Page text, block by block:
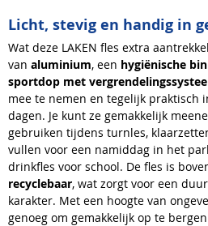
Licht, stevig en handig in
Wat deze LAKEN fles extra
van aluminium, een hygiënische
sportdop met
mee te nemen en tegelijk praktisch
dagen. Je kunt ze gemakkelijk
gebruiken tijdens turnles,
vullen voor een namiddag in het
drinkfles voor school. De fles is
recyclebaar, wat zorgt voor een
karakter. Met een hoogte van
genoeg om gemakkelijk op te